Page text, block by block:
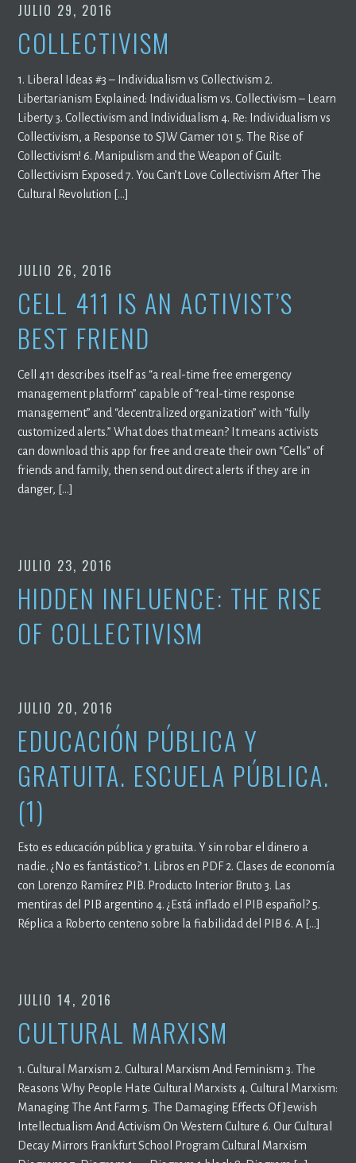
JULIO 29, 2016
COLLECTIVISM
1. Liberal Ideas #3 – Individualism vs Collectivism 2.
Libertarianism Explained: Individualism vs. Collectivism – Learn
Liberty 3. Collectivism and Individualism 4. Re: Individualism vs
Collectivism, a Response to SJW Gamer 101 5. The Rise of
Collectivism! 6. Manipulism and the Weapon of Guilt:
Collectivism Exposed 7. You Can’t Love Collectivism After The
Cultural Revolution […]
JULIO 26, 2016
CELL 411 IS AN ACTIVIST’S
BEST FRIEND
Cell 411 describes itself as “a real-time free emergency
management platform” capable of “real-time response
management” and “decentralized organization” with “fully
customized alerts.” What does that mean? It means activists
can download this app for free and create their own “Cells” of
friends and family, then send out direct alerts if they are in
danger, […]
JULIO 23, 2016
HIDDEN INFLUENCE: THE RISE
OF COLLECTIVISM
JULIO 20, 2016
EDUCACIÓN PÚBLICA Y
GRATUITA. ESCUELA PÚBLICA.
(1)
Esto es educación pública y gratuita. Y sin robar el dinero a
nadie. ¿No es fantástico? 1. Libros en PDF 2. Clases de economía
con Lorenzo Ramírez PIB. Producto Interior Bruto 3. Las
mentiras del PIB argentino 4. ¿Está inflado el PIB español? 5.
Réplica a Roberto centeno sobre la fiabilidad del PIB 6. A […]
JULIO 14, 2016
CULTURAL MARXISM
1. Cultural Marxism 2. Cultural Marxism And Feminism 3. The
Reasons Why People Hate Cultural Marxists 4. Cultural Marxism:
Managing The Ant Farm 5. The Damaging Effects Of Jewish
Intellectualism And Activism On Western Culture 6. Our Cultural
Decay Mirrors Frankfurt School Program Cultural Marxism